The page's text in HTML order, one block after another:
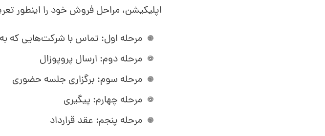
اپلیکیشن، مراحل فروش خود را اینطور
مرحله اول: تماس با شرکت‌هایی که
مرحله دوم: ارسال پروپوزال
مرحله سوم: برگزاری جلسه حضوری
مرحله چهارم: پیگیری
مرحله پنجم: عقد قرارداد